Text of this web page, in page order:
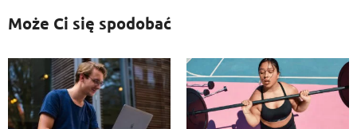
Może Ci się spodobać